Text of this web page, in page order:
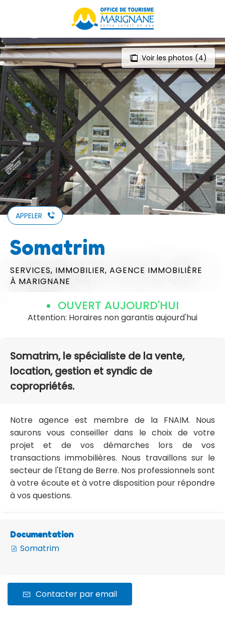
principal
Voir les photos (4)
APPELER
Somatrim
SERVICES, IMMOBILIER, AGENCE IMMOBILIÈRE
À MARIGNANE
OUVERT AUJOURD'HUI
Attention: Horaires non garantis aujourd'hui
Somatrim, le spécialiste de la vente,
location, gestion et syndic de
copropriétés.
Notre agence est membre de la FNAIM. Nous
saurons vous conseiller dans le choix de votre
projet et de vos démarches lors de vos
transactions immobilières. Nous travaillons sur le
secteur de l'Etang de Berre. Nos professionnels sont
à votre écoute et à votre disposition pour répondre
à vos questions.
Documentation
Somatrim
Contacter par email